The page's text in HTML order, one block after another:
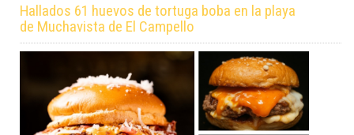
Hallados 61 huevos de tortuga boba en la playa
de Muchavista de El Campello